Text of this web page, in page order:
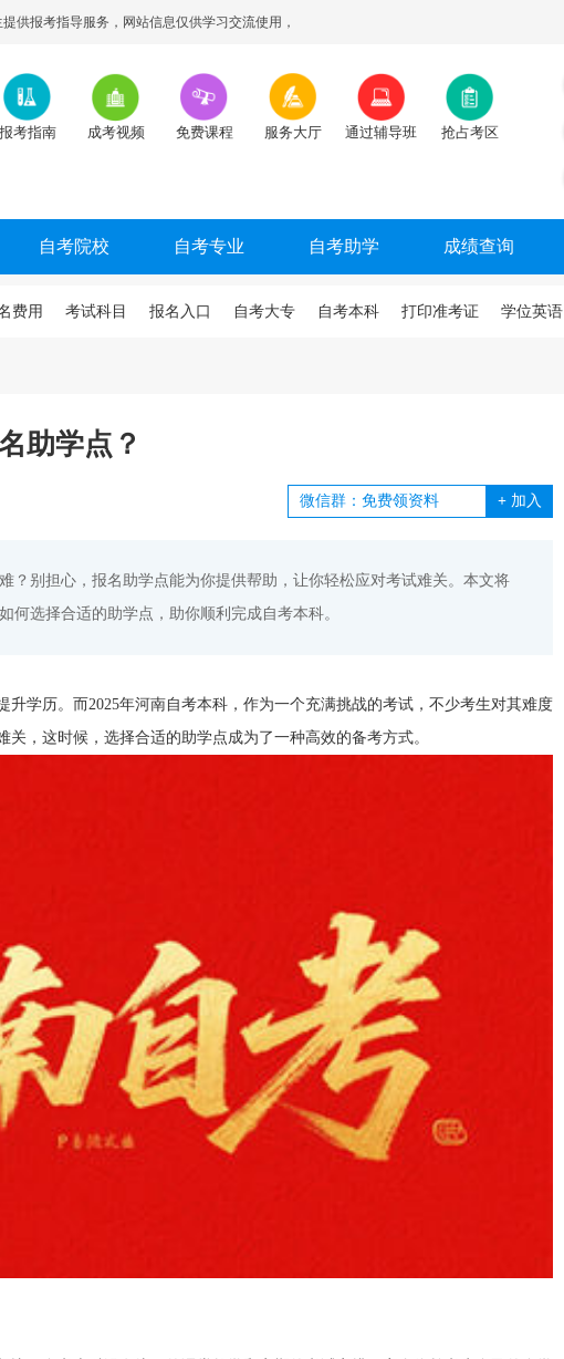
提供报考指导服务，网站信息仅供学习交流使用，
报考指南 成考视频 免费课程 服务大厅 通过辅导班 抢占考区
自考院校 自考专业 自考助学 成绩查询
费用 考试科目 报名入口 自考大专 自考本科 打印准考证 学位英语
助学点？
+ 加入
？别担心，报名助学点能为你提供帮助，让你轻松应对考试难关。本文将
选择合适的助学点，助你顺利完成自考本科。
学历。而2025年河南自考本科，作为一个充满挑战的考试，不少考生对其难度
，这时候，选择合适的助学点成为了一种高效的备考方式。